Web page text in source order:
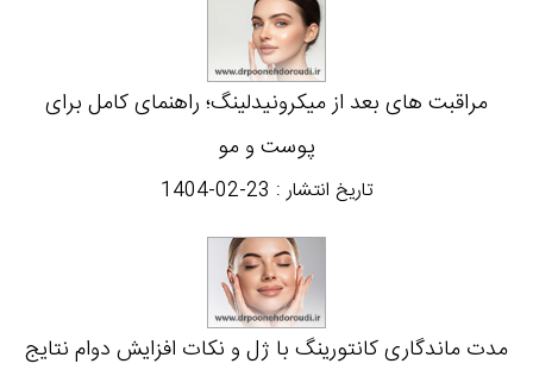
مراقبت های بعد از میکرونیدلینگ؛ راهنمای کامل برای
پوست و مو
تاریخ انتشار : 1404-02-23
مدت ماندگاری کانتورینگ با ژل و نکات افزایش دوام نتایج